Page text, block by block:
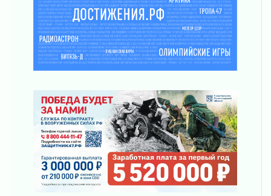
Ленобласть внедрила передовую подготовку
операторов БПЛА
02 августа 2026
В Ивангороде появилась «Избушка-
воробушка»
Юхла, мука, кантеле и Водяной
01 августа 2026
Лето катится с горки
01 августа 2026
В Ленобласти открылась экспозиция к 150-
летию Билибина
01 августа 2026